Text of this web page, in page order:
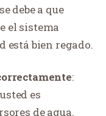
debe a que
el sistema
está bien regado.
:
es
de agua.